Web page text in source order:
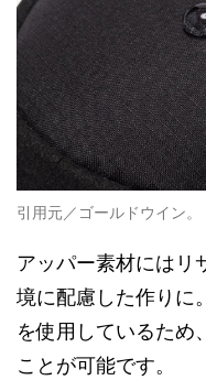
引用元／ゴールドウイン。
アッパー素材にはリ
境に配慮した作りに
を使用しているため
ことが可能です。